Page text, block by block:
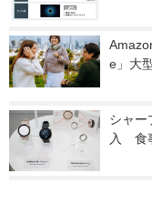
e」大
シャー
入　食